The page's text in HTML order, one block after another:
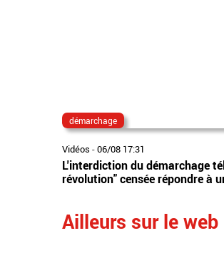
démarchage
Vidéos -06/08 17:31
L'interdiction du démarchage
révolution" censée répondre à
Ailleurs sur le web